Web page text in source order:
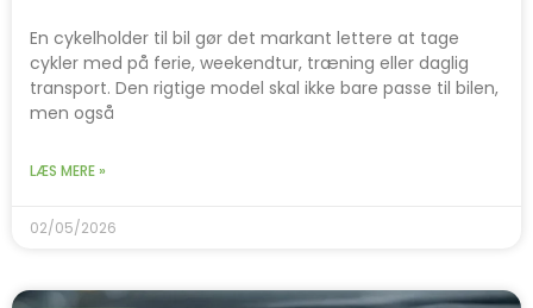
En cykelholder til bil gør det markant lettere at tage
cykler med på ferie, weekendtur, træning eller daglig
transport. Den rigtige model skal ikke bare passe til bilen,
men også
LÆS MERE »
02/05/2026